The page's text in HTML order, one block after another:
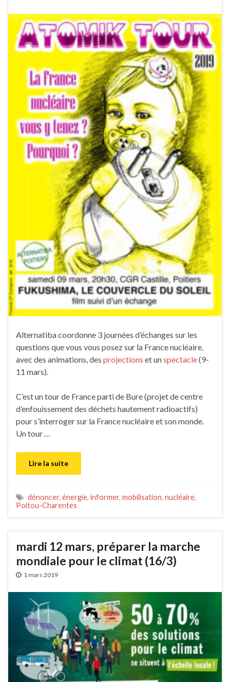
Alternatiba coordonne 3 journées d’échanges sur les
questions que vous vous posez sur la France nucléaire,
avec des animations, des projections et unspectacle(9-
11 mars).
C’est un tour de France parti de Bure (projet de centre
d’enfouissement des déchets hautement radioactifs)
pour s’interroger sur la France nucléaire et son monde.
Un tour …
Lire la suite
dénoncer, énergie, informer, mobilisation, nucléaire,
Poitou-Charentes
mardi 12 mars, préparer la marche
mondiale pour le climat (16/3)
1 mars 2019